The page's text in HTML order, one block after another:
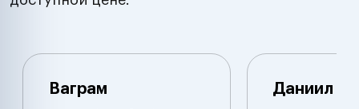
Ваграм Даниил